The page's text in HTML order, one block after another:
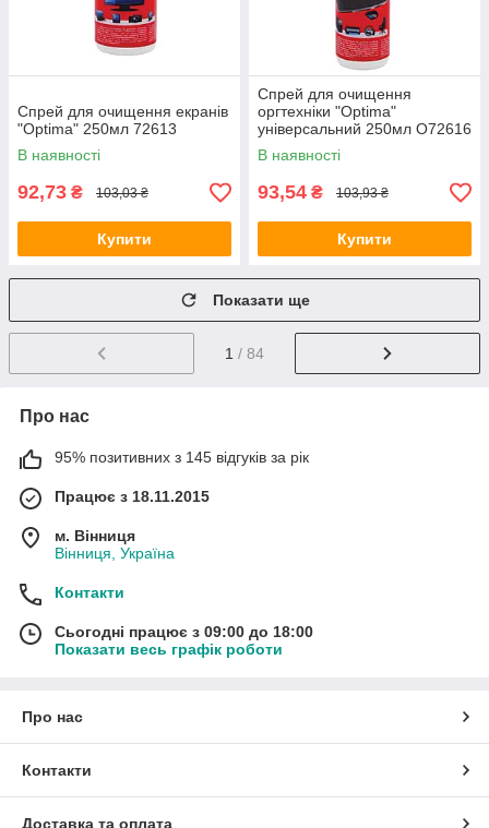
Спрей для очищення екранів
"Optima" 250мл 72613
В наявності
92,73 ₴ 103,03 ₴
Купити
Спрей для очищення
оргтехніки "Optima"
універсальний 250мл O72616
В наявності
93,54 ₴ 103,93 ₴
Купити
Показати ще
1 / 84
Про нас
95% позитивних з 145 відгуків за рік
Працює з 18.11.2015
м. Вінниця
Вінниця, Україна
Контакти
Сьогодні працює з 09:00 до 18:00
Показати весь графік роботи
Про нас
Контакти
Доставка та оплата